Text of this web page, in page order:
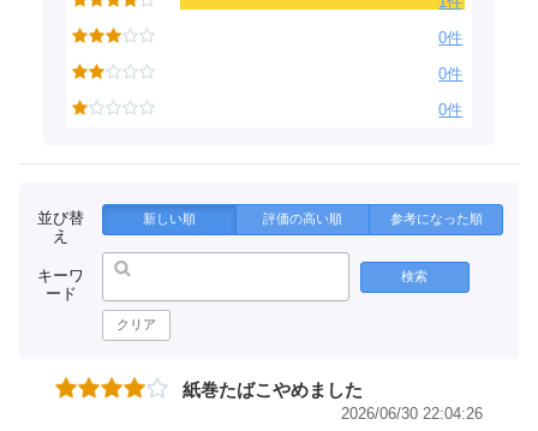
0件
0件
0件
並び替
え
新しい順 評価の高い順 参考になった順
キーワ
ード
検索
クリア
紙巻たばこやめました
2026/06/30 22:04:26